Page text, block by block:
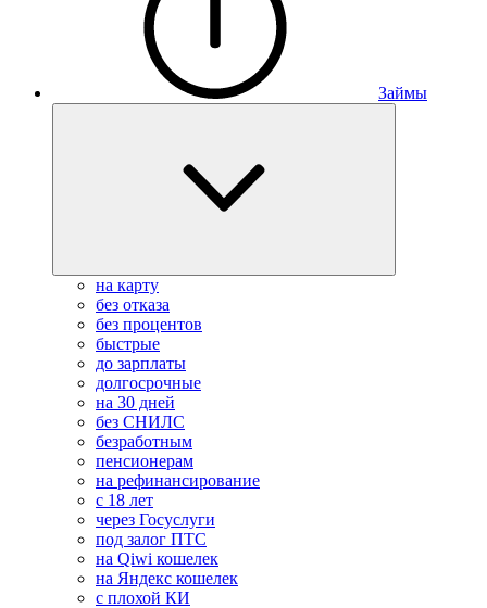
Займы
на карту
без отказа
без процентов
быстрые
до зарплаты
долгосрочные
на 30 дней
без СНИЛС
безработным
пенсионерам
на рефинансирование
с 18 лет
через Госуслуги
под залог ПТС
на Qiwi кошелек
на Яндекс кошелек
с плохой КИ